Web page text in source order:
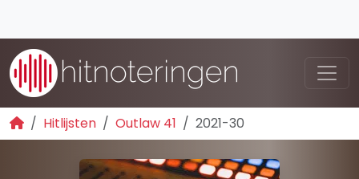
Hitlijsten Outlaw 41 2021-30